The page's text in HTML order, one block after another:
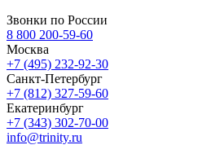
Звонки по России
8 800 200-59-60
Москва
+7 (495) 232-92-30
Санкт-Петербург
+7 (812) 327-59-60
Екатеринбург
+7 (343) 302-70-00
info@trinity.ru